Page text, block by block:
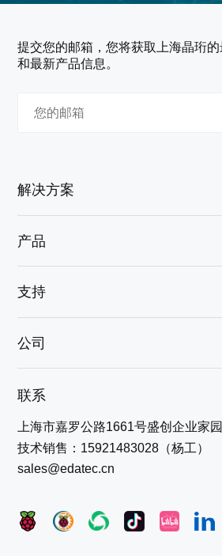
提交您的邮箱，您将获取上海晶珩
和最新产品信息。
解决方案
产品
支持
公司
联系
上海市嘉罗公路1661号盛创企业家
技术销售：15921483028（杨工）
sales@edatec.cn